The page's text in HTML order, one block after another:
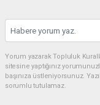
Yorum yazarak Topluluk
sitesine yaptığınız
başınıza üstleniyorsunuz.
sorumlu tutulamaz.